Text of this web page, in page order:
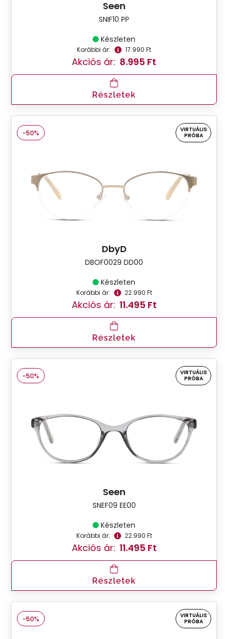
Seen
SNIF10 PP
Készleten
Korábbi ár: 17.990 Ft
Akciós ár: 8.995 Ft
Részletek
-50%
VIRTUÁLIS
PRÓBA
DbyD
DBOF0029 DD00
Készleten
Korábbi ár: 22.990 Ft
Akciós ár: 11.495 Ft
Részletek
-50%
VIRTUÁLIS
PRÓBA
Seen
SNEF09 EE00
Készleten
Korábbi ár: 22.990 Ft
Akciós ár: 11.495 Ft
Részletek
-50%
VIRTUÁLIS
PRÓBA